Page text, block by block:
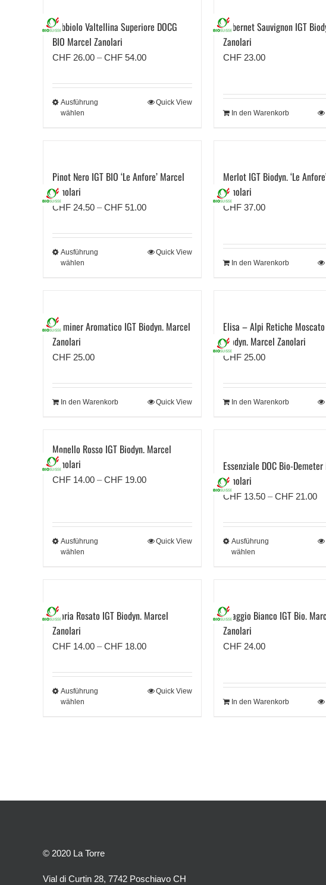
Nebbiolo Valtellina Superiore DOCG
BIO Marcel Zanolari
CHF 26.00 –CHF 54.00Preisspanne:
bis
CHF 54.00
Ausführung
wählen
Quick View
Cabernet Sauvignon IGT
Zanolari
CHF23.00
In den Warenkorb
Pinot Nero IGT BIO ‘Le Anfore’ Marcel
Zanolari
CHF 24.50 –CHF 51.00Preisspanne:
bis
CHF 51.00
Ausführung
wählen
Quick View
Merlot IGT Biodyn. ‘Le
Zanolari
CHF37.00
In den Warenkorb
Traminer Aromatico IGT Biodyn. Marcel
Zanolari
CHF 25.00
In den Warenkorb Quick View
Elisa – Alpi Retiche
Biodyn. Marcel Zanolari
CHF25.00
In den Warenkorb
Monello Rosso IGT Biodyn. Marcel
Zanolari
CHF 14.00 –CHF 19.00Preisspanne:
CHF 19.00
Ausführung
wählen
Quick View
Essenziale DOC Bio-
Zanolari
CHF13.50 –CHF21.00
Ausführung
wählen
Gloria Rosato IGT Biodyn. Marcel
Zanolari
CHF 14.00 –CHF 18.00Preisspanne:
bis
CHF 18.00
Ausführung
wählen
Quick View
Uvaggio Bianco IGT Bio.
Zanolari
CHF24.00
In den Warenkorb
© 2020 La Torre
Vial di Curtin 28, 7742 Poschiavo CH